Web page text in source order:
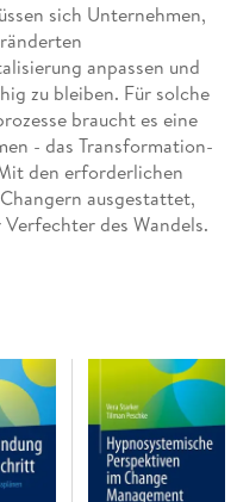
sich Unternehmen,
anpassen und
zu bleiben. Für solche
braucht es eine
- das Transformation-
den erforderlichen
ausgestattet,
des Wandels.
werden.
entwickelt, der
einheitlichen System
Projekte verbindet.
eine